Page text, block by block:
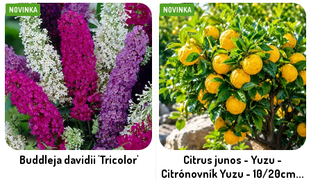
NOVINKA
Buddleja davidii 'Tricolor'
NOVINKA
Citrus junos - Yuzu -
Citrónovník Yuzu - 10/20cm...